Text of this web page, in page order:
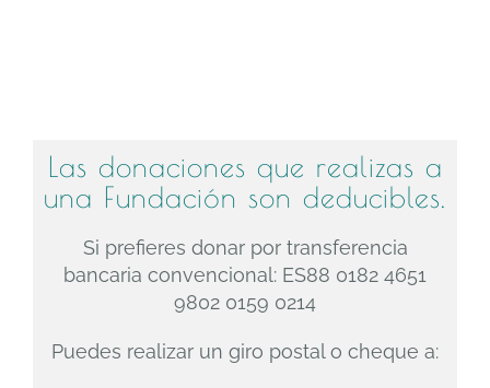
Las donaciones que realizas a
una Fundación son deducibles.
Si prefieres donar por transferencia
bancaria convencional: ES88 0182 4651
9802 0159 0214
Puedes realizar un giro postal o cheque a: